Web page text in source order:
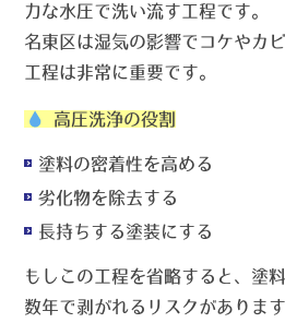
力な水圧で洗い流す工程です。
名東区は湿気の影響でコケやカ
工程は非常に重要です。
高圧洗浄の役割
塗料の密着性を高める
劣化物を除去する
長持ちする塗装にする
もしこの工程を省略すると、塗
数年で剥がれるリスクがあります